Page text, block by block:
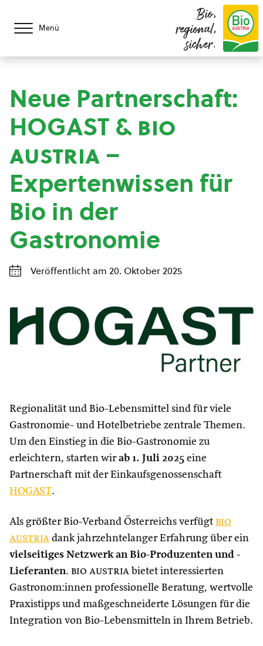
Menü
Bio,
regional,
sicher.
Neue Partnerschaft:
HOGAST & bio
austria –
Expertenwissen für
Bio in der
Gastronomie
Veröffentlicht am 20. Oktober 2025
Regionalität und Bio-Lebensmittel sind für viele
Gastronomie- und Hotelbetriebe zentrale Themen.
Um den Einstieg in die Bio-Gastronomie zu
erleichtern, starten wirab 1. Juli 2025 eine
Partnerschaft mit der Einkaufsgenossenschaft
HOGAST.
Als größter Bio-Verband Österreichs verfügt bio
austria dank jahrzehntelanger Erfahrung über ein
vielseitiges Netzwerk an Bio-Produzenten und -
Lieferanten. bio austria bietet interessierten
Gastronom:innen professionelle Beratung, wertvolle
Praxistipps und maßgeschneiderte Lösungen für die
Integration von Bio-Lebensmitteln in Ihrem Betrieb.